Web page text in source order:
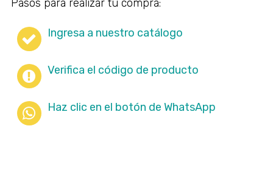
Pasos para realizar tu compra:
Ingresa a nuestro catálogo
Verifica el código de producto
Haz clic en el botón de WhatsApp